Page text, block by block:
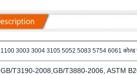
1100 3003 3004 3105 5052 5083 5754 6061 कोल्ड
GB/T3190-2008,GB/T3880-2006, ASTM